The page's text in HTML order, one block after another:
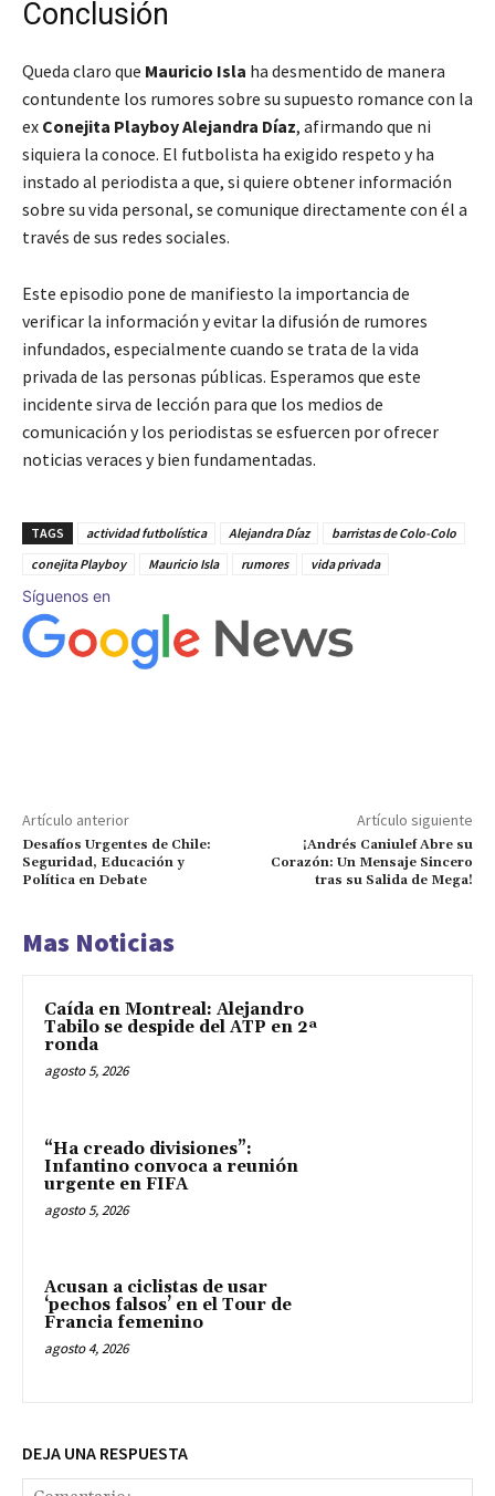
Conclusión
Queda claro que Mauricio Isla ha desmentido de manera
contundente los rumores sobre su supuesto romance con la
ex Conejita PlayboyAlejandra Díaz, afirmando que ni
siquiera la conoce. El futbolista ha exigido respeto y ha
instado al periodista a que, si quiere obtener información
sobre su vida personal, se comunique directamente con él a
través de sus redes sociales.
Este episodio pone de manifiesto la importancia de
verificar la información y evitar la difusión de rumores
infundados, especialmente cuando se trata de la vida
privada de las personas públicas. Esperamos que este
incidente sirva de lección para que los medios de
comunicación y los periodistas se esfuercen por ofrecer
noticias veraces y bien fundamentadas.
TAGS actividad futbolística Alejandra Díaz
barristas de Colo-Colo
conejita Playboy
Mauricio Isla rumores vida privada
Síguenos en
Artículo anterior
Desafíos Urgentes de Chile:
Seguridad, Educación y
Política en Debate
Artículo siguiente
¡Andrés Caniulef Abre su
Corazón: Un Mensaje Sincero
tras su Salida de Mega!
Mas Noticias
Caída en Montreal: Alejandro
Tabilo se despide del ATP en 2ª
ronda
agosto 5, 2026
“Ha creado divisiones”:
Infantino convoca a reunión
urgente en FIFA
agosto 5, 2026
Acusan a ciclistas de usar
‘pechos falsos’ en el Tour de
Francia femenino
agosto 4, 2026
DEJA UNA RESPUESTA